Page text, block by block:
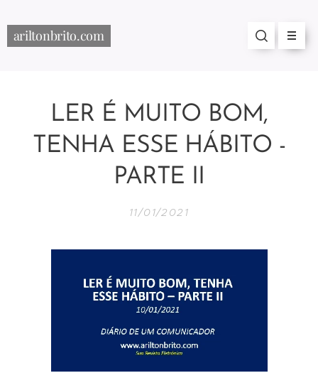
ariltonbrito.com
LER É MUITO BOM,
TENHA ESSE HÁBITO -
PARTE II
11/01/2021